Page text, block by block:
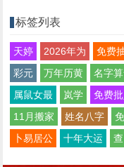
标签列表
天婷 2026年为 免费
彩元
万年历黄 名字
属鼠女最
岚学 免费
11月搬家
姓名八字
卜易居公
十年大运